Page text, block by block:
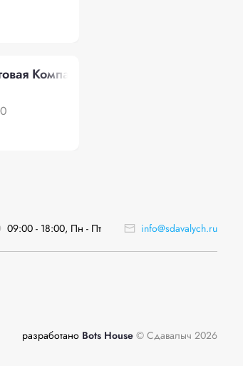
Компания", БСИ
09:00 - 18:00, Пн - Пт info@sdavalych.ru
разработано Bots House © Сдавалыч 2026